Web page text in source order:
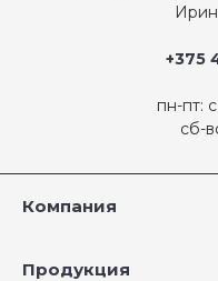
+375
пн-пт:
сб-
Компания
Продукция